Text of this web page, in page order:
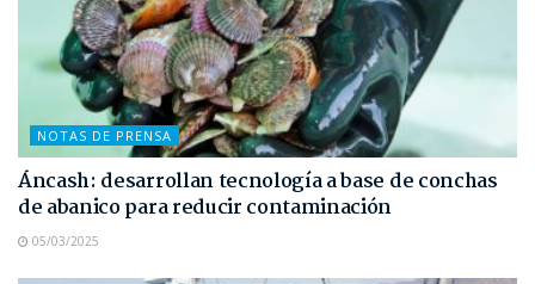
NOTAS DE PRENSA
Áncash: desarrollan tecnología a base de conchas
de abanico para reducir contaminación
05/03/2025